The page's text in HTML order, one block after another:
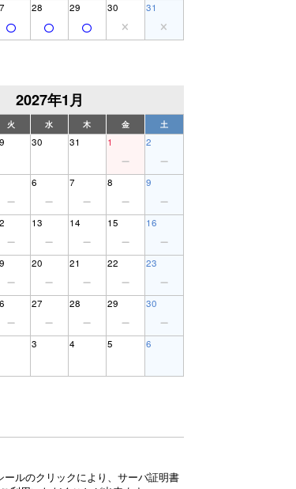
28 29 30 31
2027年1月
火 水 木 金 土
30 31 1 2
6 7 8 9
13 14 15 16
20 21 22 23
27 28 29 30
3 4 5 6
ルのクリックにより、サーバ証明書